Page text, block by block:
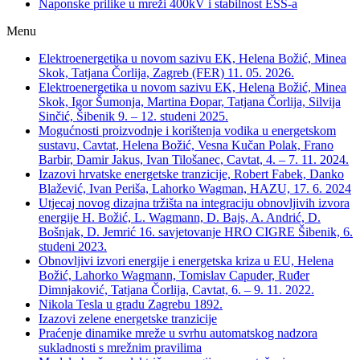
Naponske prilike u mreži 400kV i stabilnost ESS-a
Menu
Elektroenergetika u novom sazivu EK, Helena Božić, Minea
Skok, Tatjana Čorlija, Zagreb (FER) 11. 05. 2026.
Elektroenergetika u novom sazivu EK, Helena Božić, Minea
Skok, Igor Šumonja, Martina Đopar, Tatjana Čorlija, Silvija
Sinčić, Šibenik 9. – 12. studeni 2025.
Mogućnosti proizvodnje i korištenja vodika u energetskom
sustavu, Cavtat, Helena Božić, Vesna Kučan Polak, Frano
Barbir, Damir Jakus, Ivan Tilošanec, Cavtat, 4. – 7. 11. 2024.
Izazovi hrvatske energetske tranzicije, Robert Fabek, Danko
Blažević, Ivan Periša, Lahorko Wagman, HAZU, 17. 6. 2024
Utjecaj novog dizajna tržišta na integraciju obnovljivih izvora
energije H. Božić, L. Wagmann, D. Bajs, A. Andrić, D.
Bošnjak, D. Jemrić 16. savjetovanje HRO CIGRE Šibenik, 6.
studeni 2023.
Obnovljivi izvori energije i energetska kriza u EU, Helena
Božić, Lahorko Wagmann, Tomislav Capuder, Ruđer
Dimnjaković, Tatjana Čorlija, Cavtat, 6. – 9. 11. 2022.
Nikola Tesla u gradu Zagrebu 1892.
Izazovi zelene energetske tranzicije
Praćenje dinamike mreže u svrhu automatskog nadzora
sukladnosti s mrežnim pravilima